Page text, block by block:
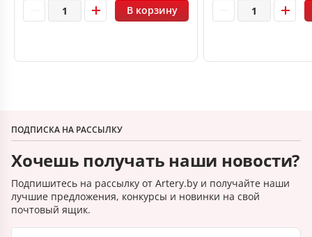
В корзину
ПОДПИСКА НА РАССЫЛКУ
Хочешь получать наши новости?
Подпишитесь на рассылку от Artery.by и получайте наши
лучшие предложения, конкурсы и новинки на свой
почтовый ящик.